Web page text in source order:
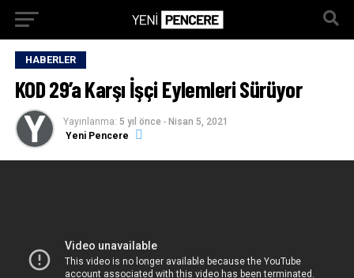
HABERLER
KOD 29’a Karşı İşçi Eylemleri Sürüyor
Yayınlanma: 5 yıl önce - Nisan 5, 2021
Yeni Pencere